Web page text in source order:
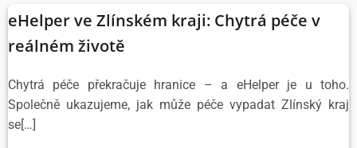
eHelper ve Zlínském kraji: Chytrá péče v
reálném životě
Chytrá péče překračuje hranice – a eHelper je u toho.
Společně ukazujeme, jak může péče vypadat Zlínský kraj
se[…]